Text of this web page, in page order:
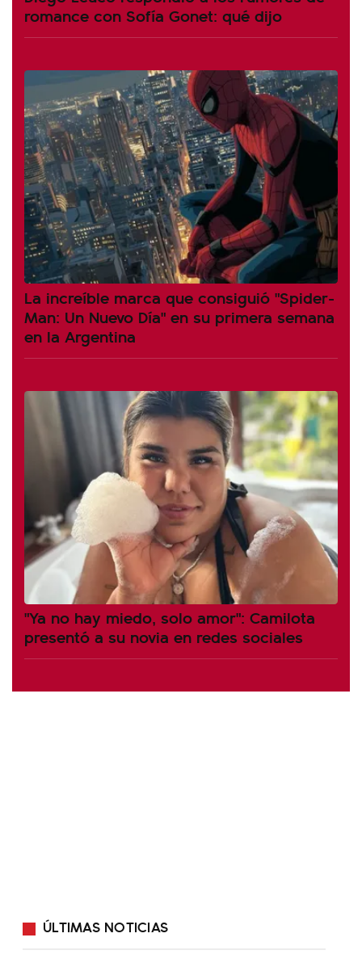
romance con Sofía Gonet: qué dijo
La increíble marca que consiguió "Spider-
Man: Un Nuevo Día" en su primera semana
en la Argentina
"Ya no hay miedo, solo amor": Camilota
presentó a su novia en redes sociales
ÚLTIMAS NOTICIAS